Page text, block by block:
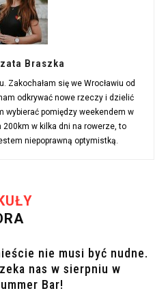
Braszka
Zakochałam się we Wrocławiu od
odkrywać nowe rzeczy i dzielić
wybierać pomiędzy weekendem w
200km w kilka dni na rowerze, to
niepoprawną optymistką.
nie musi być nudne.
nas w sierpniu w
Bar!